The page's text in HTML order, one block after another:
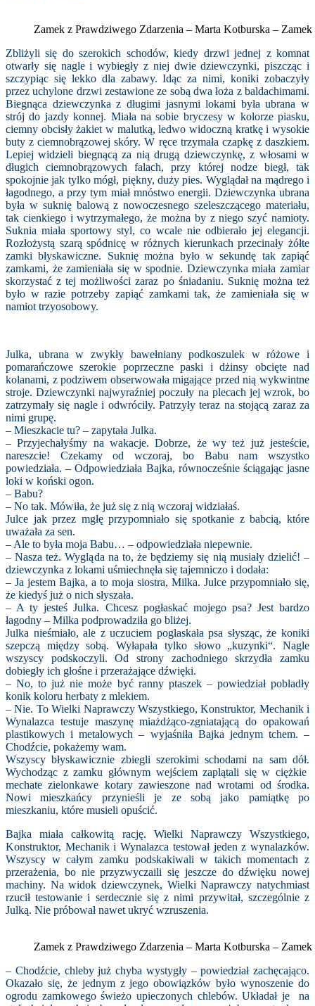
Zamek z Prawdziwego Zdarzenia – Marta Kotburska –
Zbliżyli się do szerokich schodów, kiedy drzwi jednej z komnat
otwarły się nagle i wybiegły z niej dwie dziewczynki, piszcząc i
szczypiąc się lekko dla zabawy. Idąc za nimi, koniki zobaczyły
przez uchylone drzwi zestawione ze sobą dwa łoża z baldachimami.
Biegnąca dziewczynka z długimi jasnymi lokami była ubrana w
strój do jazdy konnej. Miała na sobie bryczesy w kolorze piasku,
ciemny obcisły żakiet w malutką, ledwo widoczną kratkę i wysokie
buty z ciemnobrązowej skóry. W ręce trzymała czapkę z daszkiem.
Lepiej widzieli biegnącą za nią drugą dziewczynkę, z włosami w
długich ciemnobrązowych falach, przy której nodze biegł, tak
spokojnie jak tylko mógł, piękny, duży pies. Wyglądał na mądrego i
łagodnego, a przy tym miał mnóstwo energii. Dziewczynka ubrana
była w suknię balową z nowoczesnego szeleszczącego materiału,
tak cienkiego i wytrzymałego, że można by z niego szyć namioty.
Suknia miała sportowy styl, co wcale nie odbierało jej elegancji.
Rozłożystą szarą spódnicę w różnych kierunkach przecinały żółte
zamki błyskawiczne. Suknię można było w sekundę tak zapiąć
zamkami, że zamieniała się w spodnie. Dziewczynka miała zamiar
skorzystać z tej możliwości zaraz po śniadaniu. Suknię można też
było w razie potrzeby zapiąć zamkami tak, że zamieniała się w
namiot trzyosobowy.
Julka, ubrana w zwykły bawełniany podkoszulek w różowe i
pomarańczowe szerokie poprzeczne paski i dżinsy obcięte nad
kolanami, z podziwem obserwowała migające przed nią wykwintne
stroje. Dziewczynki najwyraźniej poczuły na plecach jej wzrok, bo
zatrzymały się nagle i odwróciły. Patrzyły teraz na stojącą zaraz za
nimi grupę.
– Mieszkacie tu? – zapytała Julka.
– Przyjechałyśmy na wakacje. Dobrze, że wy też już jesteście,
nareszcie! Czekamy od wczoraj, bo Babu nam wszystko
powiedziała. – Odpowiedziała Bajka, równocześnie ściągając jasne
loki w koński ogon.
– Babu?
– No tak. Mówiła, że już się z nią wczoraj widziałaś.
Julce jak przez mgłę przypomniało się spotkanie z babcią, które
uważała za sen.
– Ale to była moja Babu… – odpowiedziała niepewnie.
– Nasza też. Wygląda na to, że będziemy się nią musiały dzielić! –
dziewczynka z lokami uśmiechnęła się tajemniczo i dodała:
– Ja jestem Bajka, a to moja siostra, Milka. Julce przypomniało się,
że kiedyś już o nich słyszała.
– A ty jesteś Julka. Chcesz pogłaskać mojego psa? Jest bardzo
łagodny – Milka podprowadziła go bliżej.
Julka nieśmiało, ale z uczuciem pogłaskała psa słysząc, że koniki
szepczą między sobą. Wyłapała tylko słowo „kuzynki“. Nagle
wszyscy podskoczyli. Od strony zachodniego skrzydła zamku
dobiegły ich głośne i przerażające dźwięki.
– No, to już nie może być ranny ptaszek – powiedział pobladły
konik koloru herbaty z mlekiem.
– Nie. To Wielki Naprawczy Wszystkiego, Konstruktor, Mechanik i
Wynalazca testuje maszynę miażdżąco-zgniatającą do opakowań
plastikowych i metalowych – wyjaśniła Bajka jednym tchem. –
Chodźcie, pokażemy wam.
Wszyscy błyskawicznie zbiegli szerokimi schodami na sam dół.
Wychodząc z zamku głównym wejściem zaplątali się w ciężkie
mechate zielonkawe kotary zawieszone nad wrotami od środka.
Nowi mieszkańcy przynieśli je ze sobą jako pamiątkę po
mieszkaniu, które musieli opuścić.
Bajka miała całkowitą rację. Wielki Naprawczy Wszystkiego,
Konstruktor, Mechanik i Wynalazca testował jeden z wynalazków.
Wszyscy w całym zamku podskakiwali w takich momentach z
przerażenia, bo nie przyzwyczaili się jeszcze do dźwięku nowej
machiny. Na widok dziewczynek, Wielki Naprawczy natychmiast
rzucił testowanie i serdecznie się z nimi przywitał, szczególnie z
Julką. Nie próbował nawet ukryć wzruszenia.
Zamek z Prawdziwego Zdarzenia – Marta Kotburska –
– Chodźcie, chleby już chyba wystygły – powiedział zachęcająco.
Okazało się, że jednym z jego obowiązków było wynoszenie do
ogrodu zamkowego świeżo upieczonych chlebów. Układał je na